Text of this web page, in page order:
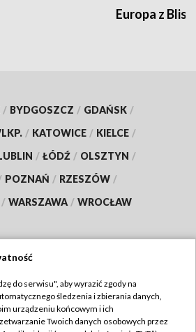
Europa z
/ BYDGOSZCZ / GDAŃSK /
/ KATOWICE / KIELCE /
/ ŁÓDŹ / OLSZTYN /
POZNAŃ / RZESZÓW /
/ WARSZAWA / WROCŁAW
TVP
Regulamin TVP
do serwisu", aby wyrazić zgody na
śledzenia i zbierania danych,
urządzeniu końcowym i ich
Twoich danych osobowych przez